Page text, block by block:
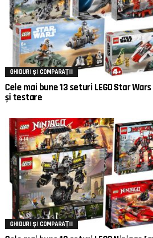
GHIDURI ȘI COMPARAȚII
Cele mai bune 13 seturi LEGO Star
și testare
GHIDURI ȘI COMPARAȚII